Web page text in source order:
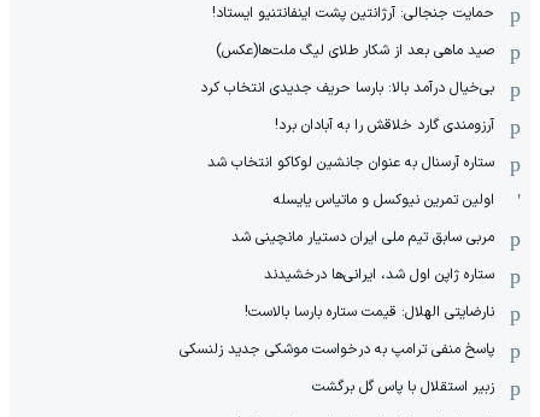
حمایت جنجالی: آرژانتین پشت اینفانتنیو ایستاد!
صید ماهی بعد از شکار طلای لیگ ملت‌ها(عکس)
بی‌خیال درآمد بالا: بارسا حریف جدیدی انتخاب کرد
آرزومندی گارد خلاقش را به آبادان برد!
ستاره آرسنال به عنوان جانشین لوکاکو انتخاب شد
اولین تمرین نیوکسل و ماتیاس یایسله
مربی سابق تیم ملی ایران دستیار مانچینی شد
ستاره ژاپن اول شد، ایرانی‌ها درخشیدند
نارضایتی الهلال: قیمت ستاره بارسا بالاست!
پاسخ منفی ترامپ به درخواست موشکی جدید زلنسکی
زبیر استقلال با پاس گل برگشت